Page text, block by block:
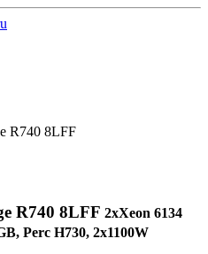
R740 8LFF
R740 8LFF 2xXeon 6134
Perc H730, 2x1100W